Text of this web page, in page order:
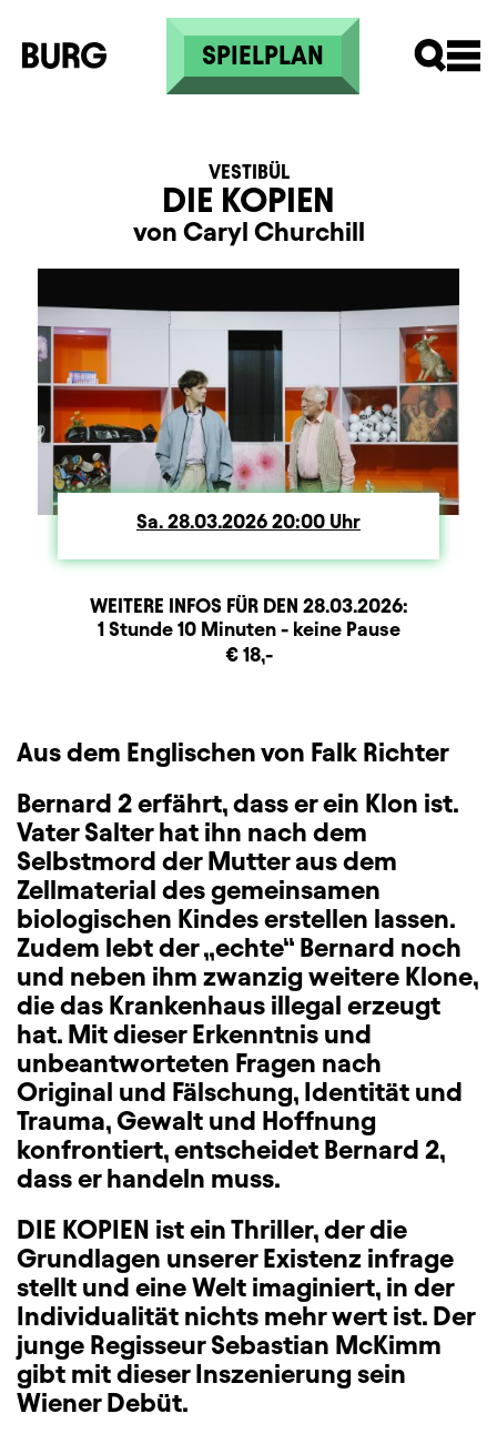
Direkt zum Inhalt
SPIELPLAN
DIE KOPIEN
VESTIBÜL
von Caryl Churchill
Sa. Samstag
28.03.2026 20:00Uhr
WEITERE INFOS FÜR DEN 28.03.2026:
BeschreibungInformation
Dauer und Pausen
1 Stunde 10 Minuten - keine Pause
€ 18,-
Aus dem Englischen von Falk Richter
Bernard 2 erfährt, dass er ein Klon ist.
Vater Salter hat ihn nach dem
Selbstmord der Mutter aus dem
Zellmaterial des gemeinsamen
biologischen Kindes erstellen lassen.
Zudem lebt der „echte“ Bernard noch
und neben ihm zwanzig weitere Klone,
die das Krankenhaus illegal erzeugt
hat. Mit dieser Erkenntnis und
unbeantworteten Fragen nach
Original und Fälschung, Identität und
Trauma, Gewalt und Hoffnung
konfrontiert, entscheidet Bernard 2,
dass er handeln muss.
DIE KOPIEN ist ein Thriller, der die
Grundlagen unserer Existenz infrage
stellt und eine Welt imaginiert, in der
Individualität nichts mehr wert ist. Der
junge Regisseur Sebastian McKimm
gibt mit dieser Inszenierung sein
Wiener Debüt.